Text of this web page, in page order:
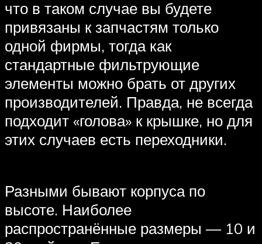
что в таком случае вы будете
привязаны к запчастям только
одной фирмы, тогда как
стандартные фильтрующие
элементы можно брать от других
производителей. Правда, не всегда
подходит «голова» к крышке, но для
этих случаев есть переходники.
Разными бывают корпуса по
высоте. Наиболее
распространённые размеры — 10 и